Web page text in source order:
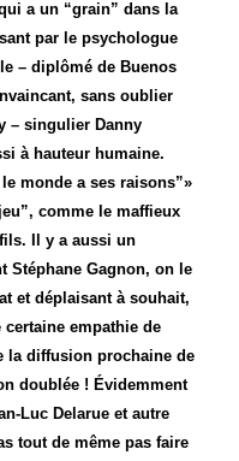
a un “grain” dans la
par le psychologue
– diplômé de Buenos
sans oublier
– singulier Danny
à hauteur humaine.
monde a ses raisons”»
comme le maffieux
Il y a aussi un
Stéphane Gagnon, on le
et déplaisant à souhait,
empathie de
la diffusion prochaine de
doublée ! Évidemment
Luc Delarue et autre
tout de même pas faire